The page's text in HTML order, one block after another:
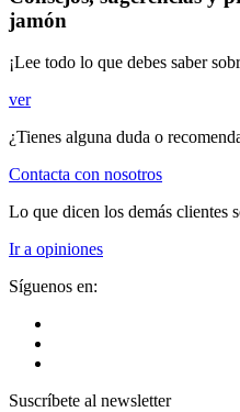
jamón
¡Lee todo lo que debes saber
ver
¿Tienes alguna duda o
Contacta con nosotros
Lo que dicen los demás clientes
Ir a opiniones
Síguenos en:
Suscríbete al newsletter